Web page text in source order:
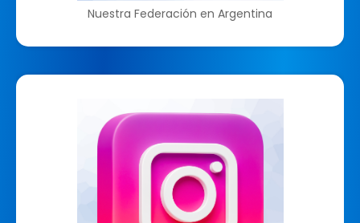
Nuestra Federación en Argentina